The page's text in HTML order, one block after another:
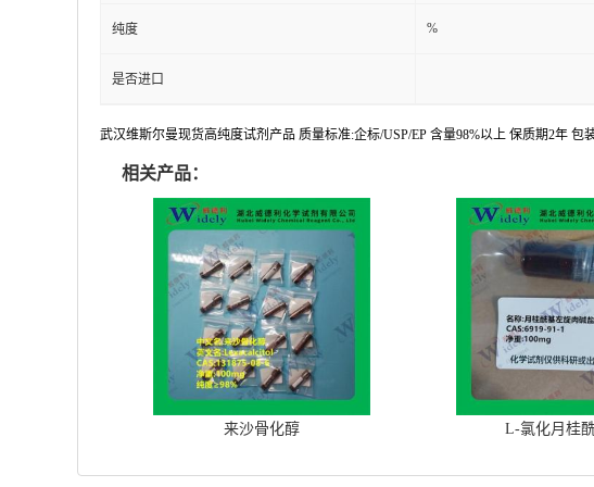
纯度 %
是否进口
武汉维斯尔曼现货高纯度试剂产品 质量标准:企标/USP/EP 含量98%以上 保质期2年
相关产品：
来沙骨化醇 L-氯化月桂